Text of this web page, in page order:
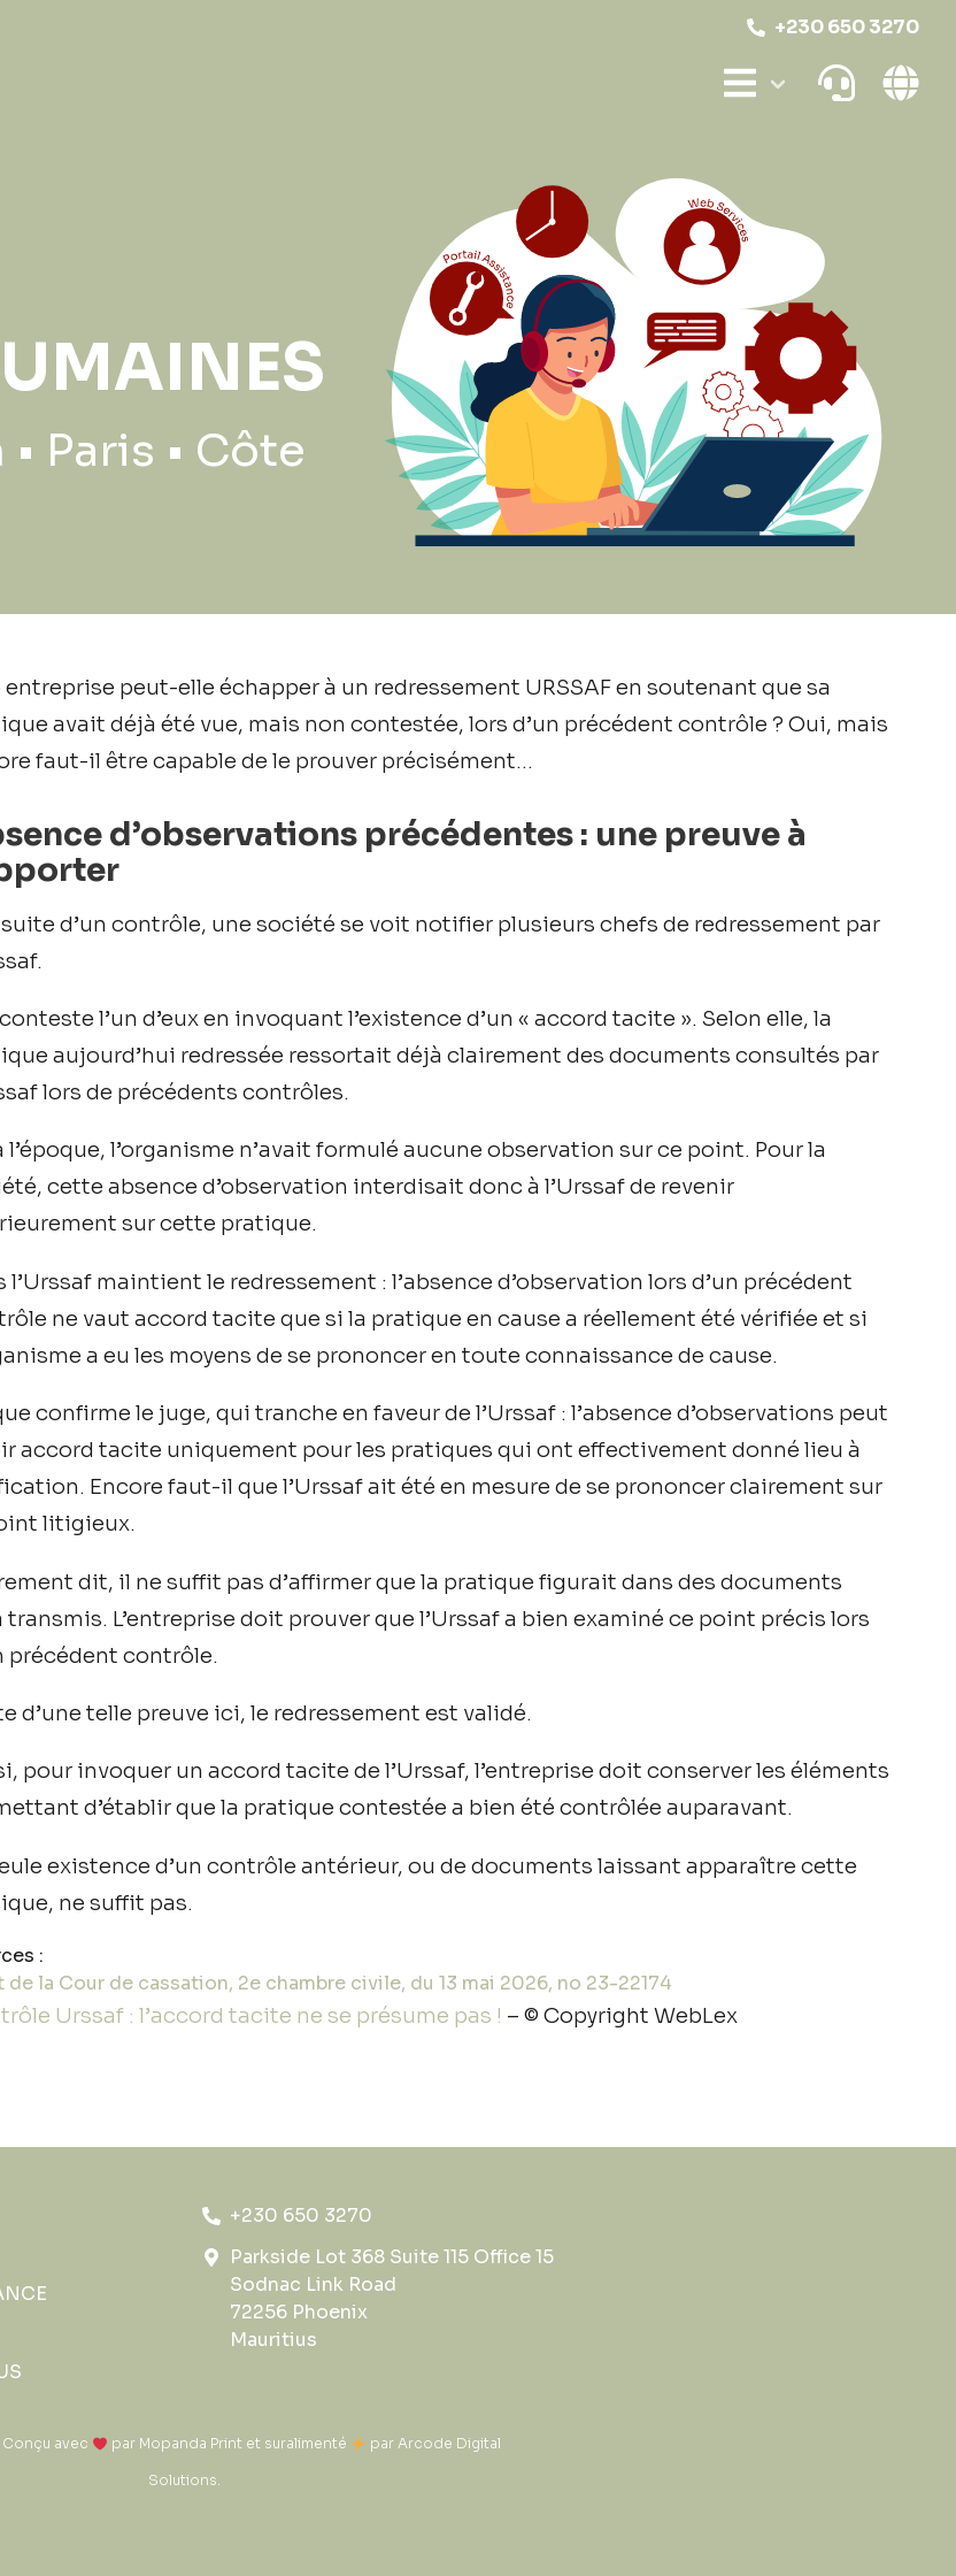
+230 650 3270
Paris • Côte
entreprise peut-elle échapper à un redressement URSSAF en soutenant que sa
avait déjà été vue, mais non contestée, lors d’un précédent contrôle ? Oui, mais
faut-il être capable de le prouver précisément…
d’observations précédentes : une preuve à
suite d’un contrôle, une société se voit notifier plusieurs chefs de redressement par
l’un d’eux en invoquant l’existence d’un « accord tacite ». Selon elle, la
aujourd’hui redressée ressortait déjà clairement des documents consultés par
lors de précédents contrôles.
l’époque, l’organisme n’avait formulé aucune observation sur ce point. Pour la
cette absence d’observation interdisait donc à l’Urssaf de revenir
sur cette pratique.
l’Urssaf maintient le redressement : l’absence d’observation lors d’un précédent
ne vaut accord tacite que si la pratique en cause a réellement été vérifiée et si
a eu les moyens de se prononcer en toute connaissance de cause.
confirme le juge, qui tranche en faveur de l’Urssaf : l’absence d’observations peut
accord tacite uniquement pour les pratiques qui ont effectivement donné lieu à
Encore faut-il que l’Urssaf ait été en mesure de se prononcer clairement sur
litigieux.
dit, il ne suffit pas d’affirmer que la pratique figurait dans des documents
transmis. L’entreprise doit prouver que l’Urssaf a bien examiné ce point précis lors
précédent contrôle.
d’une telle preuve ici, le redressement est validé.
pour invoquer un accord tacite de l’Urssaf, l’entreprise doit conserver les éléments
d’établir que la pratique contestée a bien été contrôlée auparavant.
existence d’un contrôle antérieur, ou de documents laissant apparaître cette
ne suffit pas.
:
de la Cour de cassation, 2e chambre civile, du 13 mai 2026, no 23-22174
Urssaf : l’accord tacite ne se présume pas ! – © Copyright WebLex
+230 650 3270
Parkside Lot 368 Suite 115 Office 15
Sodnac Link Road
72256 Phoenix
Mauritius
avec par Mopanda Print et suralimenté par Arcode Digital
Solutions.